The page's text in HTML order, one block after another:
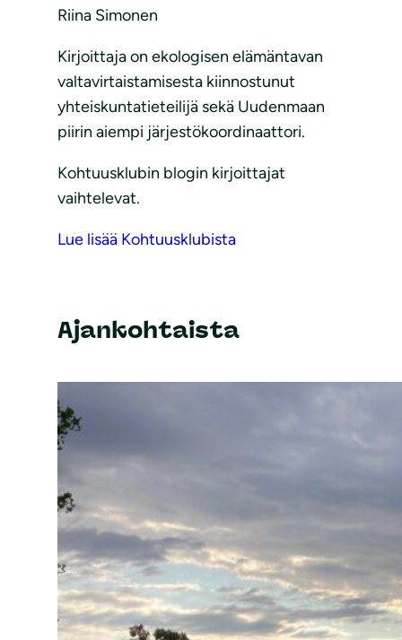
Riina Simonen
Kirjoittaja on ekologisen elämäntavan
valtavirtaistamisesta kiinnostunut
yhteiskuntatieteilijä sekä Uudenmaan
piirin aiempi järjestökoordinaattori.
Kohtuusklubin blogin kirjoittajat
vaihtelevat.
Lue lisää Kohtuusklubista
Ajankohtaista